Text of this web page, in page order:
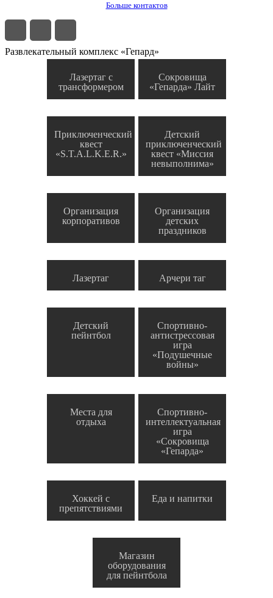
Больше контактов
Развлекательный комплекс «Гепард»
Лазертаг с
трансформером
Сокровища
«Гепарда» Лайт
Приключенческий
квест
«S.T.A.L.K.E.R.»
Детский
приключенческий
квест «Миссия
невыполнима»
Организация
корпоративов
Организация
детских
праздников
Лазертаг Арчери таг
Детский
пейнтбол
Спортивно-
антистрессовая
игра
«Подушечные
войны»
Места для
отдыха
Спортивно-
интеллектуальная
игра
«Сокровища
«Гепарда»
Хоккей с
препятствиями
Еда и напитки
Магазин
оборудования
для пейнтбола